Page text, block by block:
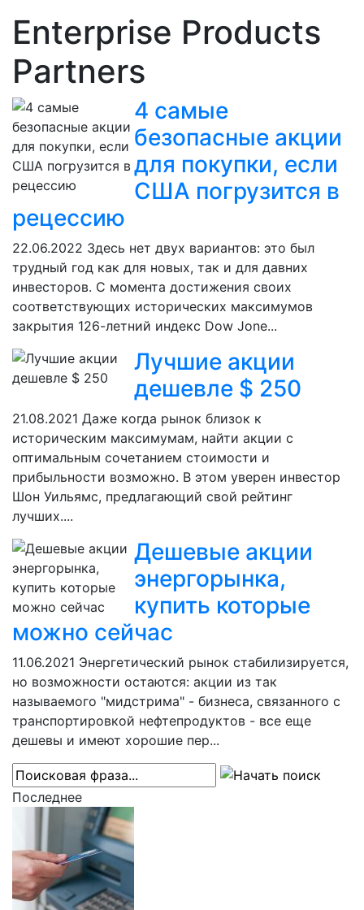
Enterprise Products
Partners
4 самые
безопасные акции
для покупки, если
США погрузится в
рецессию
22.06.2022 Здесь нет двух вариантов: это был
трудный год как для новых, так и для давних
инвесторов. С момента достижения своих
соответствующих исторических максимумов
закрытия 126-летний индекс Dow Jone...
Лучшие акции
дешевле $ 250
21.08.2021 Даже когда рынок близок к
историческим максимумам, найти акции с
оптимальным сочетанием стоимости и
прибыльности возможно. В этом уверен инвестор
Шон Уильямс, предлагающий свой рейтинг
лучших....
Дешевые акции
энергорынка,
купить которые
можно сейчас
11.06.2021 Энергетический рынок стабилизируется,
но возможности остаются: акции из так
называемого "мидстрима" - бизнеса, связанного с
транспортировкой нефтепродуктов - все еще
дешевы и имеют хорошие пер...
Последнее